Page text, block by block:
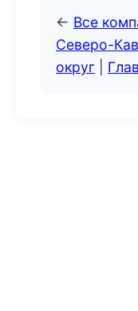
← Все
Северо-
округ